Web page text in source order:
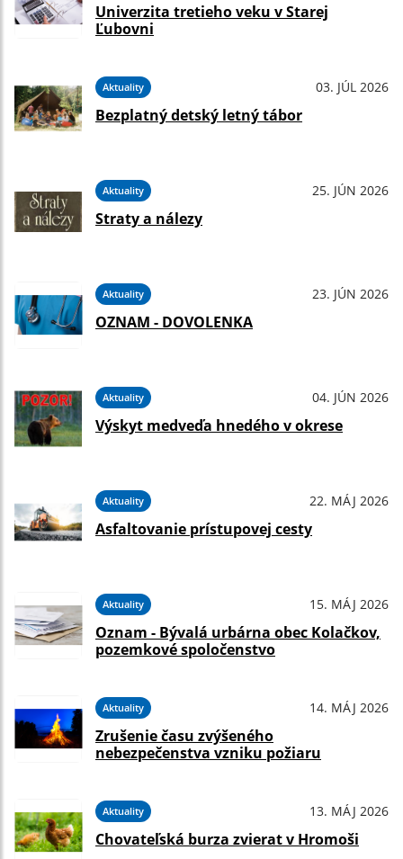
Univerzita tretieho veku v Starej
Ľubovni
Aktuality 03. JÚL 2026
Bezplatný detský letný tábor
Aktuality 25. JÚN 2026
Straty a nálezy
Aktuality 23. JÚN 2026
OZNAM - DOVOLENKA
Aktuality 04. JÚN 2026
Výskyt medveďa hnedého v okrese
Aktuality 22. MÁJ 2026
Asfaltovanie prístupovej cesty
Aktuality 15. MÁJ 2026
Oznam - Bývalá urbárna obec Kolačkov,
pozemkové spoločenstvo
Aktuality 14. MÁJ 2026
Zrušenie času zvýšeného
nebezpečenstva vzniku požiaru
Aktuality 13. MÁJ 2026
Chovateľská burza zvierat v Hromoši